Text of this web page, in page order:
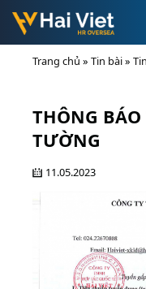
Trang chủ » Tin bài»
THÔNG
TƯỜNG
11.05.2023